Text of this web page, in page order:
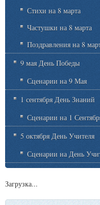
Стихи на 8 марта
Частушки на 8 марта
Поздравления на 8
9 мая День Победы
Сценарии на 9 Мая
1 сентября День Знаний
Сценарии на 1
5 октября День Учителя
Сценарии на День
Загрузка...